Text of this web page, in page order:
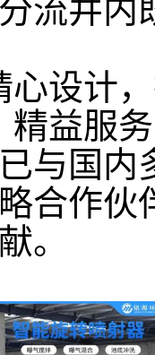
流井内
心设计
精益服
与国内
合作伙
。